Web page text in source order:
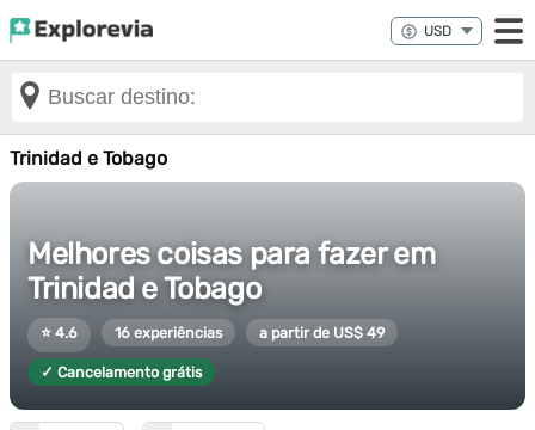
Trinidad e Tobago
Melhores coisas para fazer em
Trinidad e Tobago
⭐ 4.6 16 experiências a partir de US$ 49
✓ Cancelamento grátis